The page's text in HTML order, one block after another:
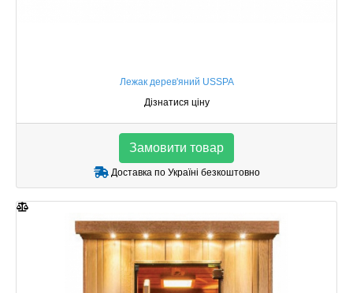
Лежак дерев'яний USSPA
Дізнатися ціну
Замовити товар
Доставка по Україні безкоштовно